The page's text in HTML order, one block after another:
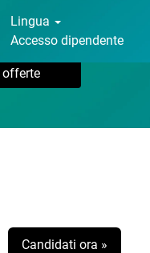
Lingua
Accesso dipendente
Candidati ora »